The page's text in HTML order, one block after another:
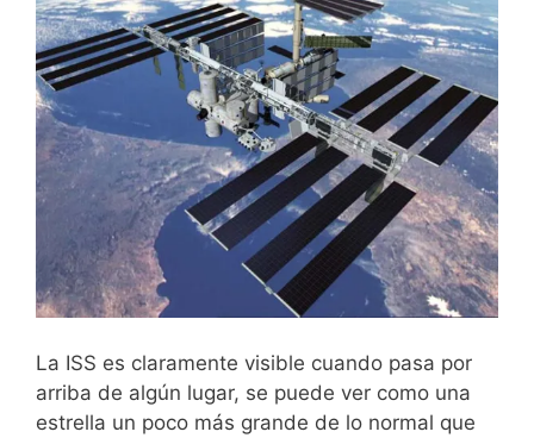
La ISS es claramente visible cuando pasa por
arriba de algún lugar, se puede ver como una
estrella un poco más grande de lo normal que